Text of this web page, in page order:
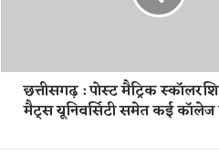
मै
ल
छत्तीसगढ़ : पोस्ट मैट्रिक
मैट्स यूनिवर्सिटी समेत कई